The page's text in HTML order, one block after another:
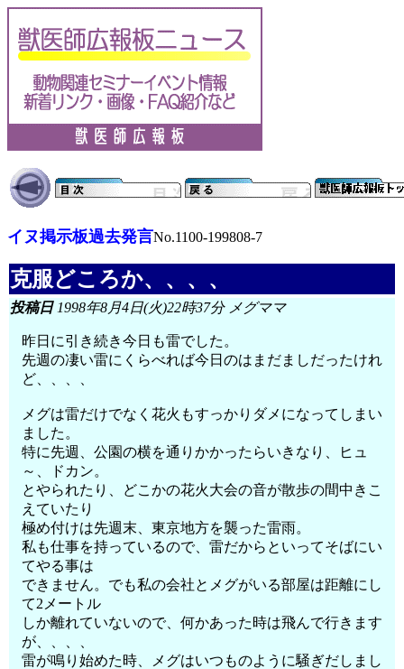
イヌ掲示板過去発言No.1100-199808-7
克服どころか、、、、
投稿日1998年8月4日(火)22時37分 メグママ
昨日に引き続き今日も雷でした。
先週の凄い雷にくらべれば今日のはまだましだったけれ
ど、、、、
メグは雷だけでなく花火もすっかりダメになってしまい
ました。
特に先週、公園の横を通りかかったらいきなり、ヒュ
～、ドカン。
とやられたり、どこかの花火大会の音が散歩の間中きこ
えていたり
極め付けは先週末、東京地方を襲った雷雨。
私も仕事を持っているので、雷だからといってそばにい
てやる事は
できません。でも私の会社とメグがいる部屋は距離にし
て2メートル
しか離れていないので、何かあった時は飛んで行きます
が、、、、
雷が鳴り始めた時、メグはいつものように騒ぎだしまし